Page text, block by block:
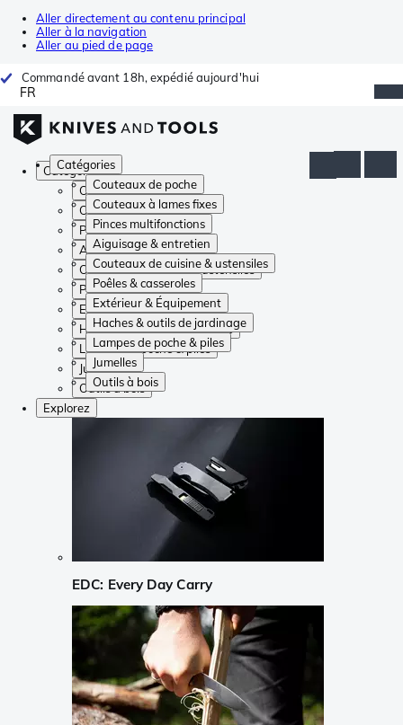
Aller directement au contenu principal
Aller à la navigation
Aller au pied de page
Commandé avant 18h, expédié aujourd'hui
FR
Catégories
Couteaux de poche
Couteaux à lames fixes
Pinces multifonctions
Aiguisage & entretien
Couteaux de cuisine & ustensiles
Poêles & casseroles
Extérieur & Équipement
Haches & outils de jardinage
Lampes de poche & piles
Jumelles
Outils à bois
Catégories
Couteaux de poche
Couteaux à lames fixes
Pinces multifonctions
Aiguisage & entretien
Couteaux de cuisine & ustensiles
Poêles & casseroles
Extérieur & Équipement
Haches & outils de jardinage
Lampes de poche & piles
Jumelles
Outils à bois
Explorez
EDC: Every Day Carry